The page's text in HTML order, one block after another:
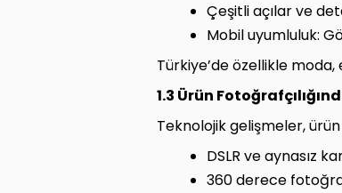
Çeşitli açılar ve
Mobil uyumluluk:
Türkiye’de özellikle
1.3 Ürün
Teknolojik gelişmeler,
DSLR ve aynasız
360 derece